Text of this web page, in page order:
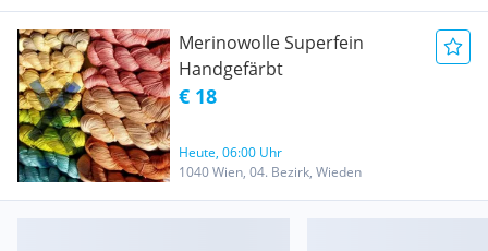
Merinowolle Superfein
Handgefärbt
€ 18
Heute, 06:00 Uhr
1040 Wien, 04. Bezirk, Wieden